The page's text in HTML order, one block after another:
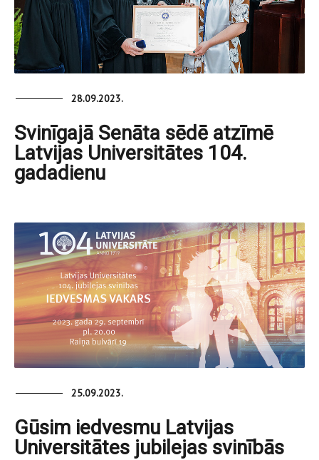
28.09.2023.
Svinīgajā Senāta sēdē atzīmē
Latvijas Universitātes 104.
gadadienu
25.09.2023.
Gūsim iedvesmu Latvijas
Universitātes jubilejas svinībās